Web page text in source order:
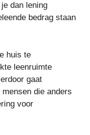
dan lening
bedrag staan
huis te
leenruimte
gaat
die anders
voor